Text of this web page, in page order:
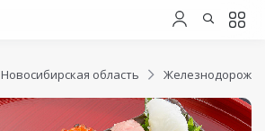
Новосибирская область